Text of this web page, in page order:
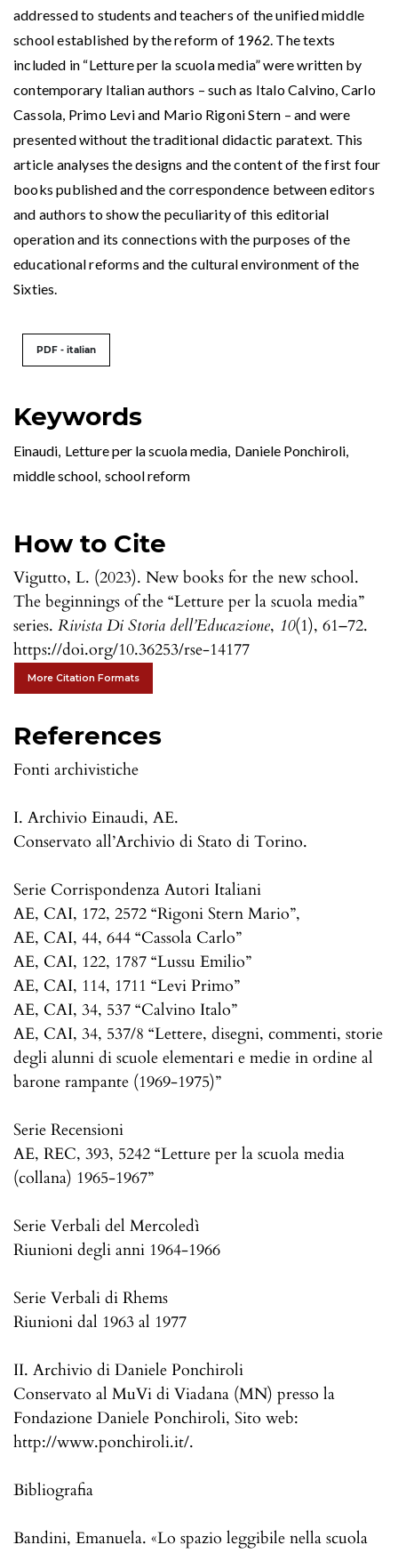
Keywords
Einaudi Letture per la scuola media Daniele Ponchiroli
middle school school reform
How to Cite
Vigutto, L. (2023). New books for the new school.
The beginnings of the “Letture per la scuola media”
series. Rivista Di Storia dell’Educazione, 10(1), 61–72.
https://doi.org/10.36253/rse-14177
More Citation Formats
addressed to students and teachers of the unified middle
school established by the reform of 1962. The texts
included in “Letture per la scuola media” were written by
contemporary Italian authors – such as Italo Calvino, Carlo
Cassola, Primo Levi and Mario Rigoni Stern – and were
presented without the traditional didactic paratext. This
article analyses the designs and the content of the first four
books published and the correspondence between editors
and authors to show the peculiarity of this editorial
operation and its connections with the purposes of the
educational reforms and the cultural environment of the
Sixties.
PDF - italian
References
Fonti archivistiche
I. Archivio Einaudi, AE.
Conservato all’Archivio di Stato di Torino.
Serie Corrispondenza Autori Italiani
AE, CAI, 172, 2572 “Rigoni Stern Mario”,
AE, CAI, 44, 644 “Cassola Carlo”
AE, CAI, 122, 1787 “Lussu Emilio”
AE, CAI, 114, 1711 “Levi Primo”
AE, CAI, 34, 537 “Calvino Italo”
AE, CAI, 34, 537/8 “Lettere, disegni, commenti, storie
degli alunni di scuole elementari e medie in ordine al
barone rampante (1969-1975)”
Serie Recensioni
AE, REC, 393, 5242 “Letture per la scuola media
(collana) 1965-1967”
Serie Verbali del Mercoledì
Riunioni degli anni 1964-1966
Serie Verbali di Rhems
Riunioni dal 1963 al 1977
II. Archivio di Daniele Ponchiroli
Conservato al MuVi di Viadana (MN) presso la
Fondazione Daniele Ponchiroli, Sito web:
http://www.ponchiroli.it/.
Bibliografia
Bandini, Emanuela. «Lo spazio leggibile nella scuola